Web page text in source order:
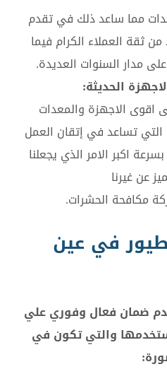
مما ساعد ذلك في تقدم
ثقة العملاء الكرام فيما
مدار السنوات العديدة.
الحديثة:
اقوى الاجهزة والمعدات
التي تساعد في إتقان العمل
اكبر الامر الذي يجعلنا
عن غيرنا
مكافحة الحشرات.
في عين
ضمان فعال وفوري علي
والتي تكون في